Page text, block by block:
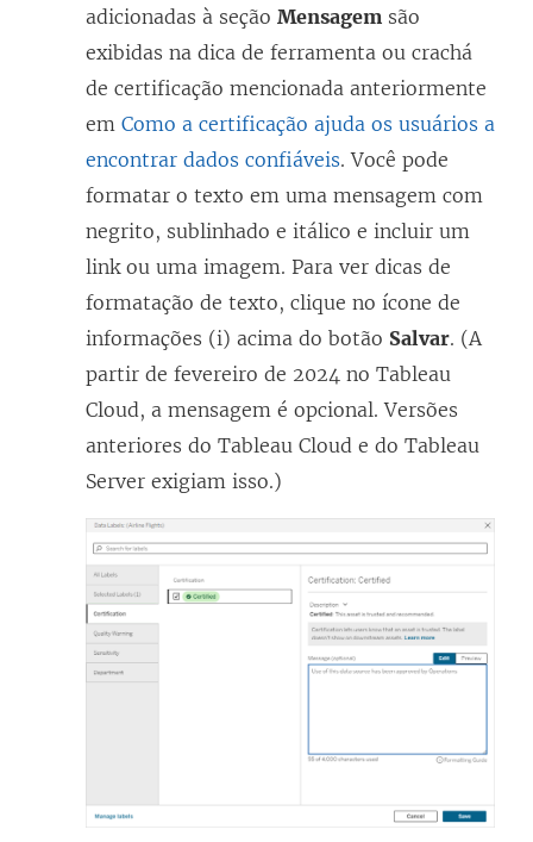
adicionadas à seção Mensagem são
exibidas na dica de ferramenta ou crachá
de certificação mencionada anteriormente
em Como a certificação ajuda os usuários a
encontrar dados confiáveis. Você pode
formatar o texto em uma mensagem com
negrito, sublinhado e itálico e incluir um
link ou uma imagem. Para ver dicas de
formatação de texto, clique no ícone de
informações (i) acima do botão Salvar. (A
partir de fevereiro de 2024 no Tableau
Cloud, a mensagem é opcional. Versões
anteriores do Tableau Cloud e do Tableau
Server exigiam isso.)